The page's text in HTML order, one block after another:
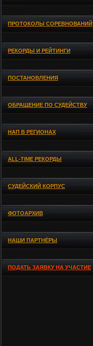
ПРОТОКОЛЫ СОРЕВНОВАНИЙ
РЕКОРДЫ И РЕЙТИНГИ
ПОСТАНОВЛЕНИЯ
ОБРАЩЕНИЕ ПО СУДЕЙСТВУ
НАП В РЕГИОНАХ
ALL-TIME РЕКОРДЫ
СУДЕЙСКИЙ КОРПУС
ФОТОАРХИВ
НАШИ ПАРТНЁРЫ
ПОДАТЬ ЗАЯВКУ НА УЧАСТИЕ